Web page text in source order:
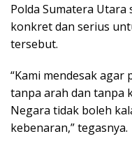
Polda Sumatera
konkret dan serius
tersebut.
“Kami mendesak
tanpa arah dan tanpa
Negara tidak boleh
kebenaran,” tegasnya.